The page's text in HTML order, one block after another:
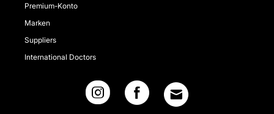
Premium-Konto
Marken
Suppliers
International Doctors